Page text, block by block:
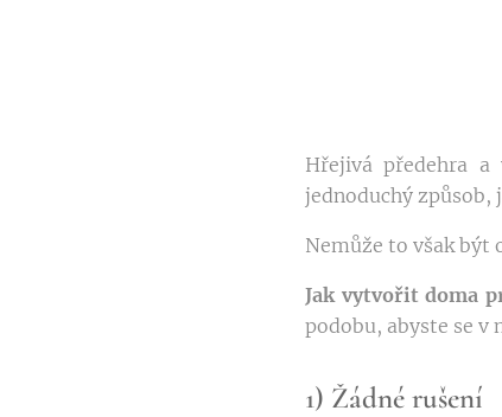
Hřejivá předehra
jednoduchý způsob,
Nemůže to však být
Jak vytvořit doma
podobu, abyste se v
1) Žádné rušení